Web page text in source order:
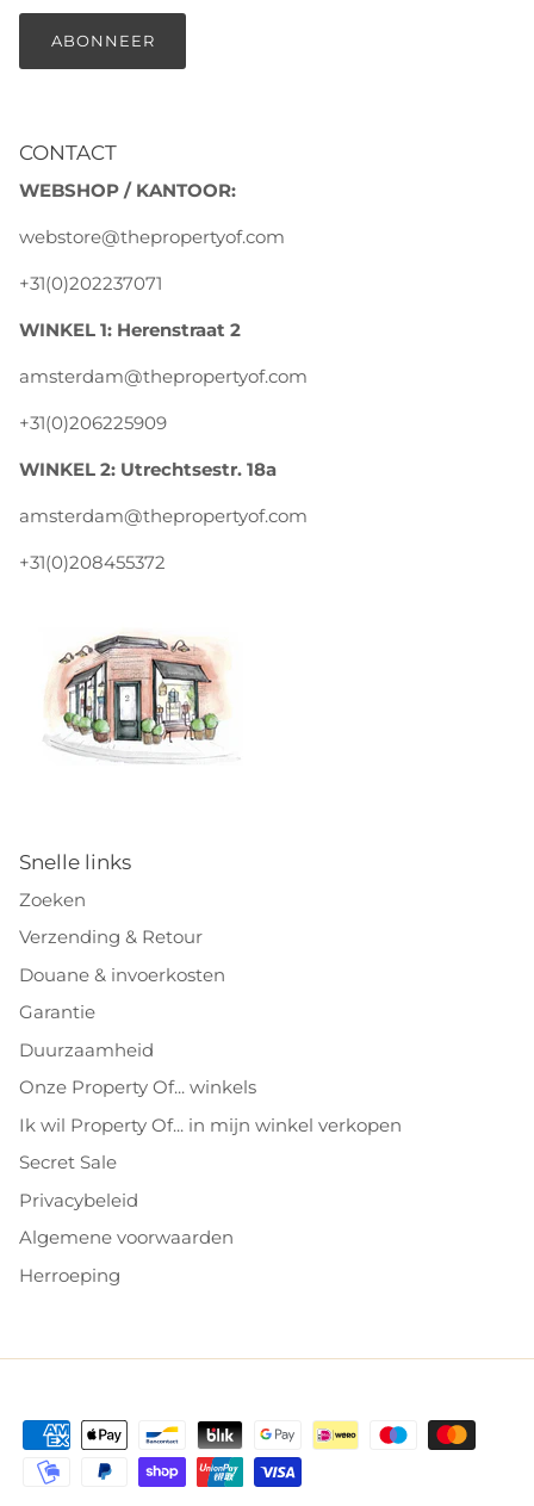
ABONNEER
CONTACT
WEBSHOP / KANTOOR:
webstore@thepropertyof.com
+31(0)202237071
WINKEL 1: Herenstraat 2
amsterdam@thepropertyof.com
+31(0)206225909
WINKEL 2: Utrechtsestr. 18a
amsterdam@thepropertyof.com
+31(0)208455372
Snelle links
Zoeken
Verzending & Retour
Douane & invoerkosten
Garantie
Duurzaamheid
Onze Property Of... winkels
Ik wil Property Of... in mijn winkel verkopen
Secret Sale
Privacybeleid
Algemene voorwaarden
Herroeping